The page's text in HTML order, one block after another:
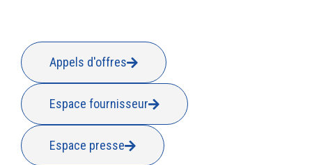
Appels d'offres
Espace fournisseur
Espace presse